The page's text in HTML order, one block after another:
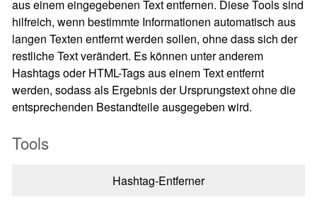
aus einem eingegebenen Text entfernen. Diese Tools sind
hilfreich, wenn bestimmte Informationen automatisch aus
langen Texten entfernt werden sollen, ohne dass sich der
restliche Text verändert. Es können unter anderem
Hashtags oder HTML-Tags aus einem Text entfernt
werden, sodass als Ergebnis der Ursprungstext ohne die
entsprechenden Bestandteile ausgegeben wird.
Tools
Hashtag-Entferner